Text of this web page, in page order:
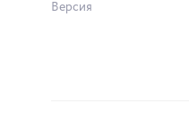
Версия